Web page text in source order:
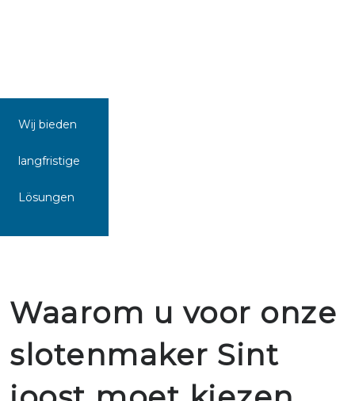
Wij bieden
langfristige
Lösungen
Waarom u voor onze
slotenmaker Sint